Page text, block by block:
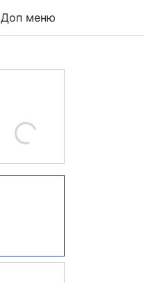
Доп меню